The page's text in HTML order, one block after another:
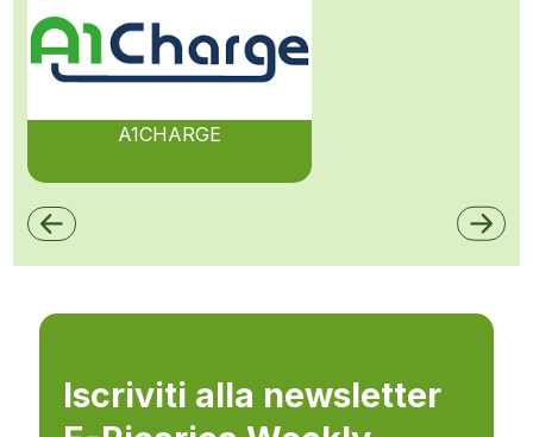
A1CHARGE
Iscriviti alla newsletter